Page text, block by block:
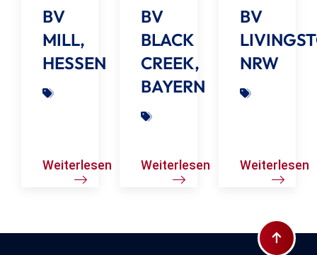
BV
MILL,
HESSEN
Weiterlesen
BV
BLACK
CREEK,
BAYERN
Weiterlesen
BV
NRW
Weiterlesen
Zum